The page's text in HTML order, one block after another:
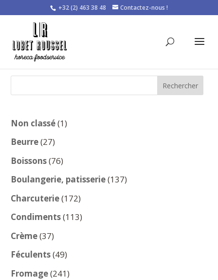
+32 (2) 463 38 48 Contactez-nous !
Rechercher
Non classé 11
Beurre 2727
produits
Boissons 7676
produits
Boulangerie, patisserie 137137
Charcuterie 172172
produits
Condiments 113113
Crème 3737
produits
Féculents 4949
produits
Fromage 241241